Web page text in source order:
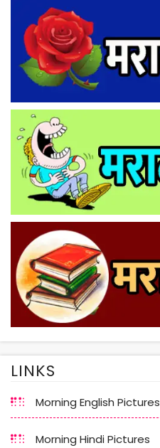
LINKS
Morning English Pictures
Morning Hindi Pictures